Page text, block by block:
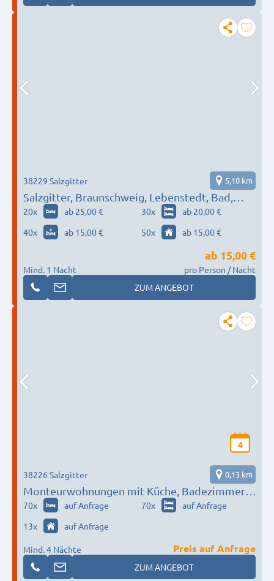
Salzgitter, Braunschweig, Lebenstedt, Bad,
Peine…
38229 Salzgitter 5,10 km
20x ab 25,00 € 30x
ab 20,00 €
40x ab 15,00 € 50x ab 15,00 €
Mind. 1 Nacht
ab 15,00 €
pro Person / Nacht
ZUM ANGEBOT
4
Monteurwohnungen mit Küche, Badezimmer,
WIFI und Waschmaschine Salzgitter
Lebenstedt
38226 Salzgitter 0,13 km
70x auf Anfrage 70x
auf Anfrage
13x auf Anfrage
Mind. 4 Nächte
Preis auf Anfrage
ZUM ANGEBOT